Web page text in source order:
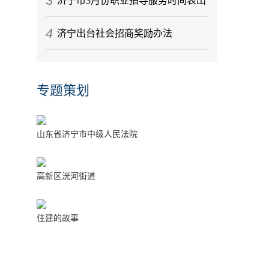
炉
4 济宁出台社会招商奖励办法
专题策划
山东省济宁市中级人民法院
高新区洸河街道
住建的故事